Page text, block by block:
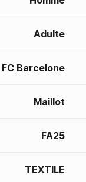
Adulte
FC Barcelone
Maillot
FA25
TEXTILE